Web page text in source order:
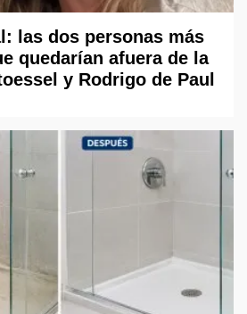
las dos personas más
quedarían afuera de la
y Rodrigo de Paul